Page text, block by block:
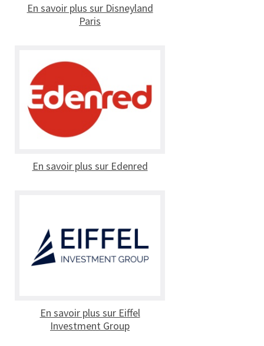
En savoir plus sur Disneyland
Paris
En savoir plus sur Edenred
En savoir plus sur Eiffel
Investment Group